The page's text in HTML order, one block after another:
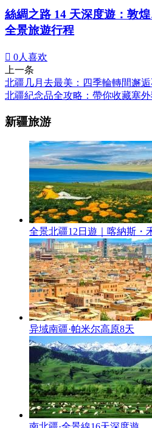
絲綢之路 14 天深度遊：敦
全景旅遊行程
 0人喜欢
上一条
北疆几月去最美：四季輪轉間邂
北疆紀念品全攻略：帶你收藏塞
新疆旅游
全景北疆12日遊｜喀納斯・
异域南疆·帕米尔高原8天